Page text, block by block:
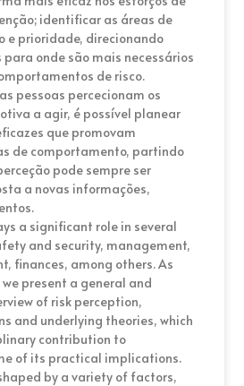
identificar as áreas de
e prioridade, direcionando
para onde são mais necessários
de risco.
pessoas percecionam os
a agir, é possível planear
que promovam
de comportamento, partindo
pode sempre ser
a novas informações,
a significant role in several
and security, management,
finances, among others. As
present a general and
of risk perception,
and underlying theories, which
contribution to
of its practical implications.
by a variety of factors,